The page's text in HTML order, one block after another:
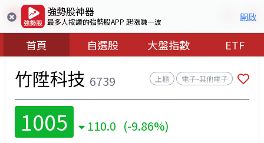
強勢股神器
最多人按讚的強勢股APP 起漲賺一波 開啟
首頁 自選股 大盤指數 ETF
竹陞科技 6739 上櫃 電子–其他電子
1005 110.0 (-9.86%)